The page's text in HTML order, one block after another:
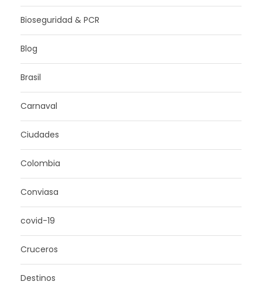
Bioseguridad & PCR
Blog
Brasil
Carnaval
Ciudades
Colombia
Conviasa
covid-19
Cruceros
Destinos